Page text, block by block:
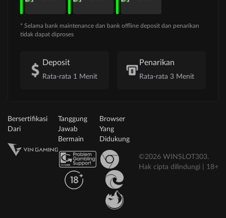
* Selama bank maintenance dan bank offline deposit dan penarikan
tidak dapat diproses
Deposit
Rata-rata 1 Menit
Penarikan
Rata-rata 3 Menit
Bersertifikasi
Dari
Tanggung
Jawab
Bermain
Browser
Yang
Didukung
©2026 WINSLOT303.
Hak cipta dilindungi | 18+